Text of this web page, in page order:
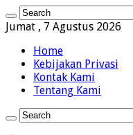
Jumat , 7 Agustus 2026
Home
Kebijakan Privasi
Kontak Kami
Tentang Kami